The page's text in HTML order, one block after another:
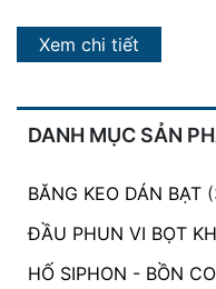
DANH MỤC SẢN
BĂNG KEO DÁN BẠT
ĐẦU PHUN VI BỌT
HỐ SIPHON - BỒN
Xem chi tiết